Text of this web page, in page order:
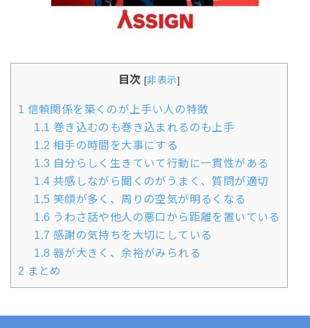
目次 [非表示]
1 信頼関係を築くのが上手い人の特徴
1.1 巻き込むのも巻き込まれるのも上手
1.2 相手の時間を大事にする
1.3 自分らしく生きていて行動に一貫性がある
1.4 共感しながら聞くのがうまく、質問が適切
1.5 笑顔が多く、周りの空気が明るくなる
1.6 うわさ話や他人の悪口から距離を置いている
1.7 感謝の気持ちを大切にしている
1.8 器が大きく、余裕がみられる
2 まとめ